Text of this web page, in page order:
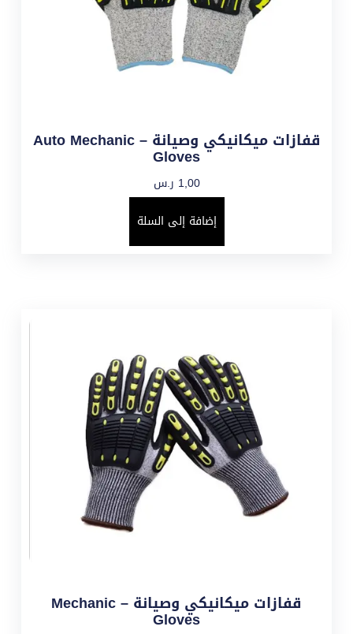
قفازات ميكانيكي وصيانة – Auto Mechanic
Gloves
1,00 ر.س
إضافة إلى السلة
قفازات ميكانيكي وصيانة – Mechanic
Gloves